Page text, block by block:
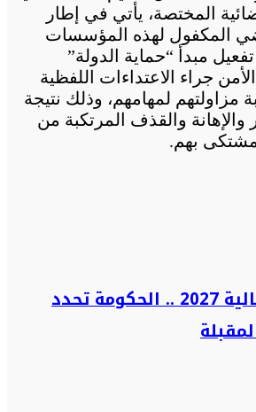
المختصة، يأتي في إطار
المكفول لهذه المؤسسات
مبدأ “حماية الدولة”
جراء الاعتداءات اللفظية
مزاولتهم لمهامهم، وذلك نتيجة
والإهانة والقذف المرتكبة من
بهم.
مشروع قانون المالية 2027 .. الحكومة تحدد